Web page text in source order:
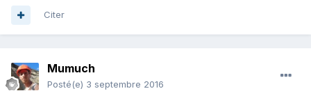
Citer
Mumuch
Posté(e) 3 septembre 2016